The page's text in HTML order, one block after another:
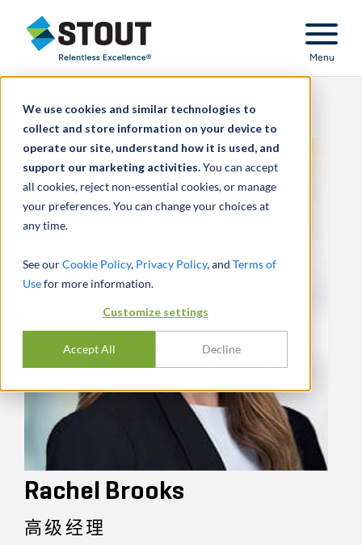
We use cookies and similar technologies to
collect and store information on your device to
operate our site, understand how it is used, and
support our marketing activities.You can accept
all cookies, reject non-essential cookies, or manage
your preferences. You can change your choices at
any time.
See ourCookie Policy, Privacy Policy, and Terms of
Usefor more information.
Customize settings
Accept All Decline
Stout Relentless Excellence
Menu
Rachel Brooks
高级经理